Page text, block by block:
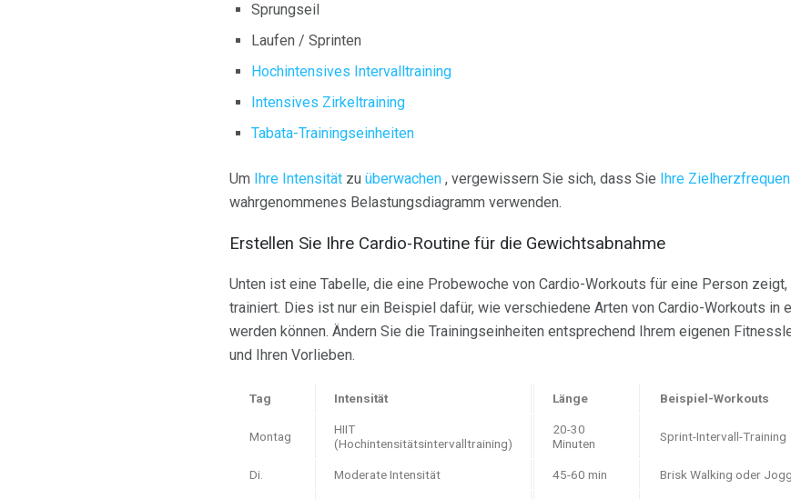
Sprungseil
Laufen / Sprinten
Hochintensives Intervalltraining
Intensives Zirkeltraining
Tabata-Trainingseinheiten
Um Ihre Intensität zu überwachen , vergewissern Sie sich, dass Sie Ihre
wahrgenommenes Belastungsdiagramm verwenden.
Erstellen Sie Ihre Cardio-Routine für die Gewichtsabnahme
Unten ist eine Tabelle, die eine Probewoche von Cardio-Workouts für eine Person
trainiert. Dies ist nur ein Beispiel dafür, wie verschiedene Arten von Cardio-Workouts in
werden können. Ändern Sie die Trainingseinheiten entsprechend Ihrem eigenen
und Ihren Vorlieben.
Tag Intensität Länge Beispiel-Workouts
Montag
HIIT
(Hochintensitätsintervalltraining)
20-30
Minuten
Sprint-Intervall-Training
Di. Moderate Intensität 45-60 min Brisk Walking oder